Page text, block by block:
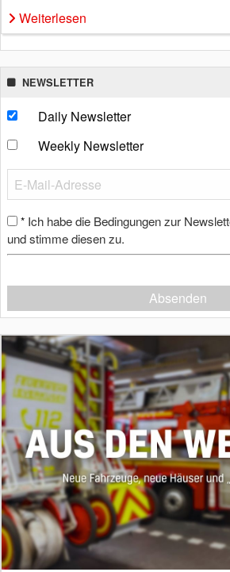
Weiterlesen
NEWSLETTER
Daily Newsletter
Weekly Newsletter
* Ich habe die Bedingungen zur
und stimme diesen zu.
Absenden